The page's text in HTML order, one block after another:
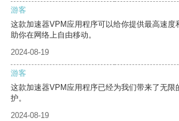
游客
这款加速器VPM应用程序可以给你提供最高速度
助你在网络上自由移动。
2024-08-19
游客
这款加速器VPM应用程序已经为我们带来了无限
护。
2024-08-19